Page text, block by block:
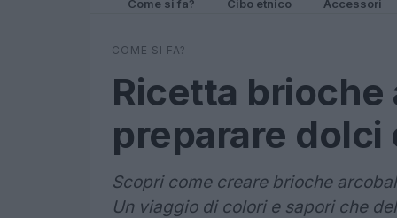
Come si fa? Cibo etnico Accessori
COME SI FA?
Ricetta
preparare
Scopri come creare brioche
Un viaggio di colori e sapori che